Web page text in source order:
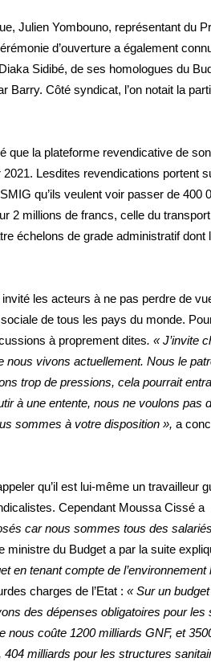
Julien Yombouno, représentant du
d’ouverture a également
Sidibé, de ses homologues du
Barry. Côté syndicat, l’on notait la
que la plateforme revendicative de son
Lesdites revendications portent
qu’ils veulent voir passer de 400
2 millions de francs, celle du
échelons de grade administratif dont
les acteurs à ne pas perdre de
de tous les pays du monde.
à proprement dites. « J’invite
vivons actuellement. Nous le
trop de pressions, cela pourrait
à une entente, nous ne voulons pas
sommes à votre disposition », a
qu’il est lui-même un travailleur
Cependant Moussa Cissé a
car nous sommes tous des
ministre du Budget a par la suite
en tenant compte de l’environnement
charges de l’Etat : « Sur un
des dépenses obligatoires pour les
nous coûte 1200 milliards GNF, et
milliards pour les structures